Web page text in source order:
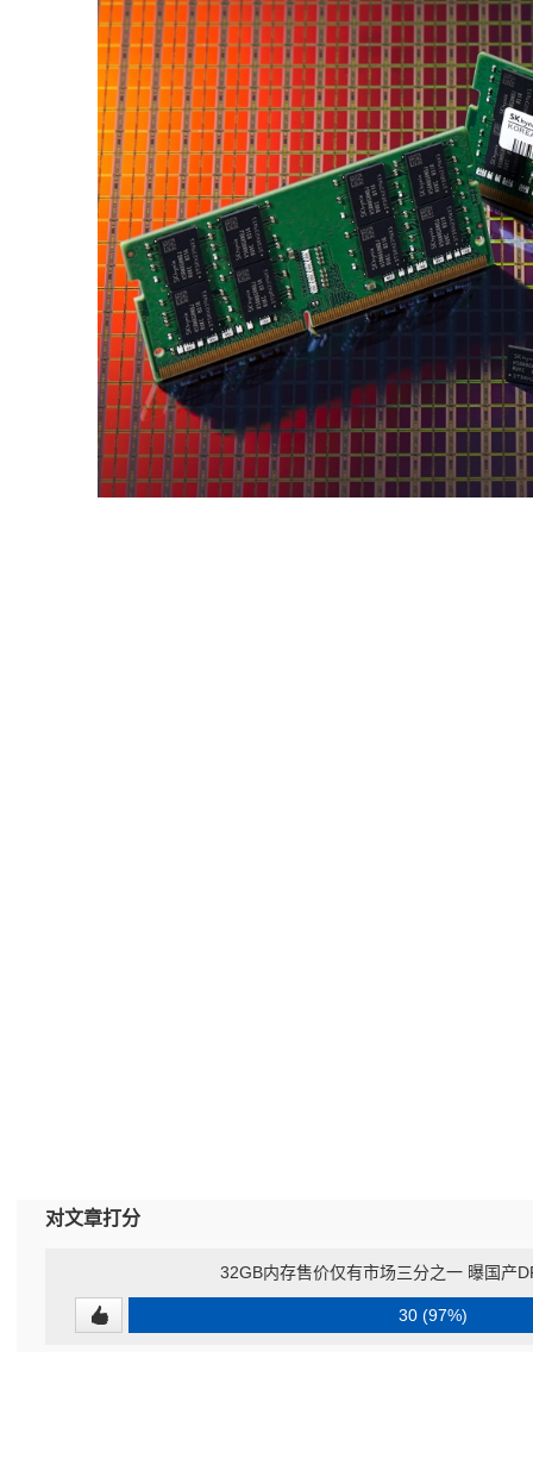
对文章打分
32GB内存售价仅有市场三分之一 曝国产
30 (97%)